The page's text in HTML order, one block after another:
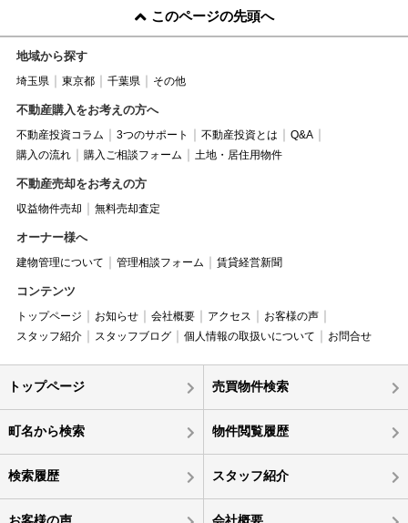
このページの先頭へ
地域から探す
埼玉県 東京都 千葉県 その他
不動産購入をお考えの方へ
不動産投資コラム 3つのサポート 不動産投資とは
Q&A
購入の流れ
購入ご相談フォーム 土地・居住用物件
不動産売却をお考えの方
収益物件売却 無料売却査定
オーナー様へ
建物管理について 管理相談フォーム 賃貸経営新聞
コンテンツ
トップページ お知らせ 会社概要 アクセス
お客様の声
スタッフ紹介
スタッフブログ 個人情報の取扱いについて お問合せ
トップページ 売買物件検索
町名から検索 物件閲覧履歴
検索履歴 スタッフ紹介
お客様の声 会社概要